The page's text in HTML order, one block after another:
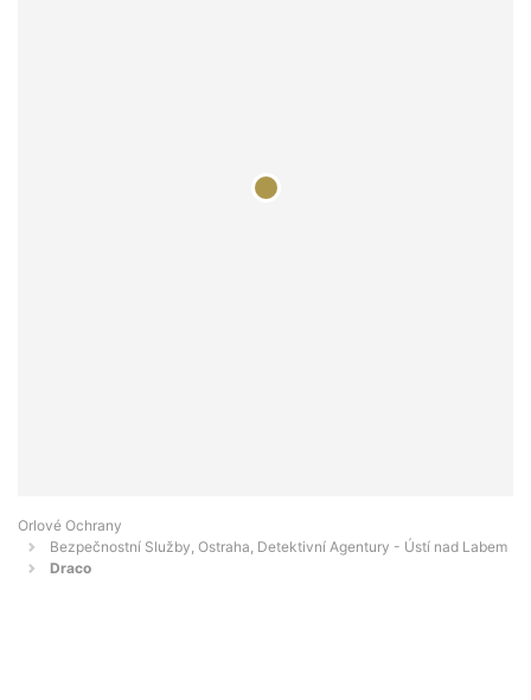
Orlové Ochrany
Bezpečnostní Služby, Ostraha, Detektivní Agentury - Ústí nad Labem
Draco